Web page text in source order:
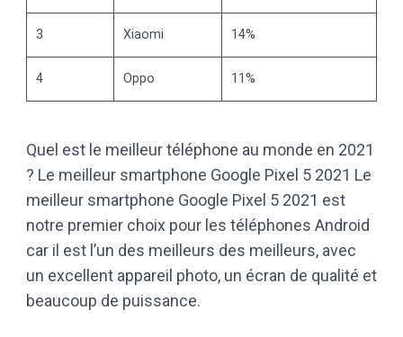
3 Xiaomi 14%
4 Oppo 11%
Quel est le meilleur téléphone au monde en 2021
? Le meilleur smartphone Google Pixel 5 2021 Le
meilleur smartphone Google Pixel 5 2021 est
notre premier choix pour les téléphones Android
car il est l’un des meilleurs des meilleurs, avec
un excellent appareil photo, un écran de qualité et
beaucoup de puissance.